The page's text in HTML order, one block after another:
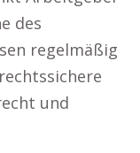
des
regelmäßig
und